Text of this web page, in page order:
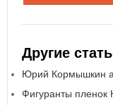
Другие
Юрий Кормышкин
Фигуранты пленок